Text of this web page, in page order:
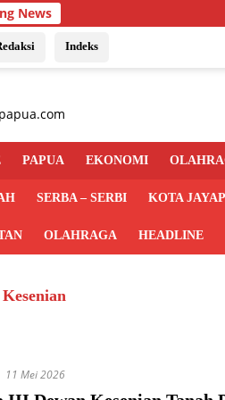
News
Indeks
PAPUA EKONOMI
SERBA – SERBI KOTA
OLAHRAGA HEADLINE
11 Mei 2026